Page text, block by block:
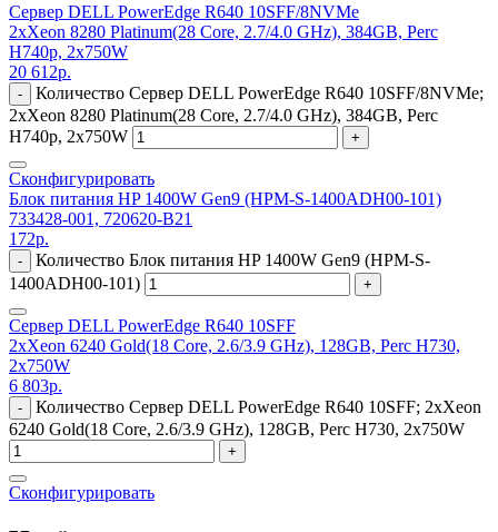
Сервер DELL PowerEdge R640 10SFF/8NVMe
2xXeon 8280 Platinum(28 Core, 2.7/4.0 GHz), 384GB, Perc
H740p, 2x750W
20 612р.
-
Количество Сервер DELL PowerEdge R640 10SFF/8NVMe;
2xXeon 8280 Platinum(28 Core, 2.7/4.0 GHz), 384GB, Perc
H740p, 2x750W
+
Сконфигурировать
Блок питания HP 1400W Gen9 (HPM-S-1400ADH00-101)
733428-001, 720620-B21
172р.
-
Количество Блок питания HP 1400W Gen9 (HPM-S-
1400ADH00-101)
+
Сервер DELL PowerEdge R640 10SFF
2xXeon 6240 Gold(18 Core, 2.6/3.9 GHz), 128GB, Perc H730,
2x750W
6 803р.
-
Количество Сервер DELL PowerEdge R640 10SFF; 2xXeon
6240 Gold(18 Core, 2.6/3.9 GHz), 128GB, Perc H730, 2x750W
+
Сконфигурировать